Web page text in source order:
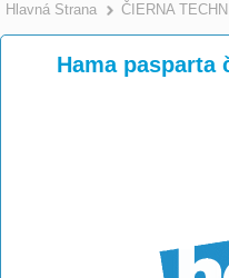
Hlavná Strana ČIERNA
Hama pasparta